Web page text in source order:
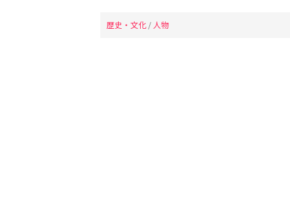
歴史・文化 / 人物